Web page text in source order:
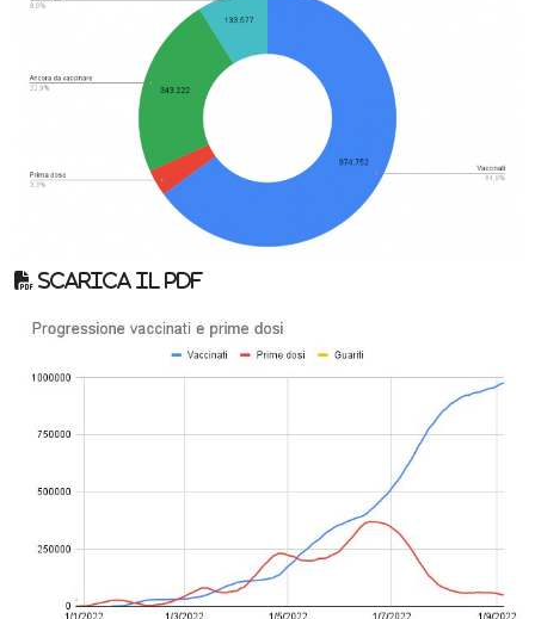
Scarica il pdf